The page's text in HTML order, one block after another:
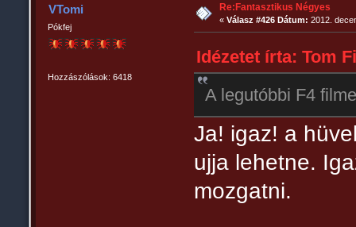
VTomi
Pókfej
Hozzászólások: 6418
Re:Fantasztikus Négyes
«Válasz #426 Dátum: 2012.
Idézetet írta: Tom
A legutóbbi F4
Ja! igaz! a
ujja lehetne.
mozgatni.